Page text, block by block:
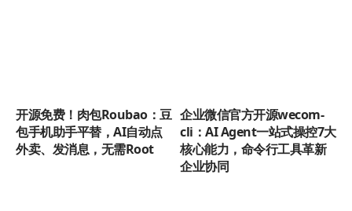
开源免费！肉包Roubao：豆
包手机助手平替，AI自动点
外卖、发消息，无需Root
企业微信官方开源wecom-
cli：AI Agent一站式操控7大
核心能力，命令行工具革新
企业协同